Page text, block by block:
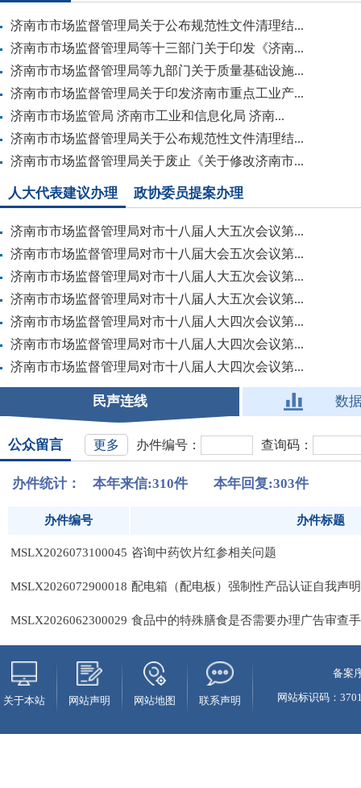
济南市市场监督管理局关于公布规范性文件清理结...
济南市市场监督管理局等十三部门关于印发《济南...
济南市市场监督管理局等九部门关于质量基础设施...
济南市市场监督管理局关于印发济南市重点工业产...
济南市市场监管局 济南市工业和信息化局 济南...
济南市市场监督管理局关于公布规范性文件清理结...
济南市市场监督管理局关于废止《关于修改济南市...
人大代表建议办理 政协委员提案办理
济南市市场监督管理局对市十八届人大五次会议第...
济南市市场监督管理局对市十八届大会五次会议第...
济南市市场监督管理局对市十八届人大五次会议第...
济南市市场监督管理局对市十八届人大五次会议第...
济南市市场监督管理局对市十八届人大四次会议第...
济南市市场监督管理局对市十八届人大四次会议第...
济南市市场监督管理局对市十八届人大四次会议第...
民声连线 数
公众留言 更多
关于本站 网站声明 网站地图 联系声明
备案
网站标识码：